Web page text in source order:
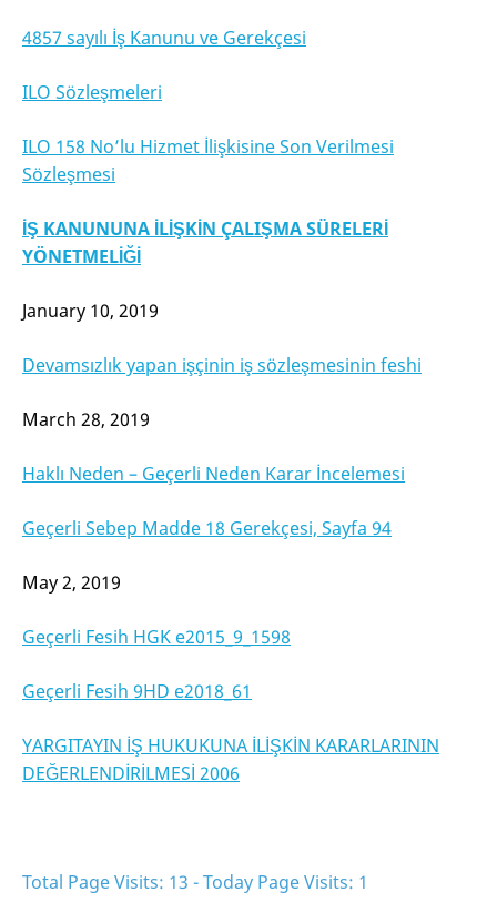
4857 sayılı İş Kanunu ve Gerekçesi
ILO Sözleşmeleri
ILO 158 No’lu Hizmet İlişkisine Son Verilmesi
Sözleşmesi
İŞ KANUNUNA İLİŞKİN ÇALIŞMA SÜRELERİ
YÖNETMELİĞİ
January 10, 2019
Devamsızlık yapan işçinin iş sözleşmesinin feshi
March 28, 2019
Haklı Neden – Geçerli Neden Karar İncelemesi
Geçerli Sebep Madde 18 Gerekçesi, Sayfa 94
May 2, 2019
Geçerli Fesih HGK e2015_9_1598
Geçerli Fesih 9HD e2018_61
YARGITAYIN İŞ HUKUKUNA İLİŞKİN KARARLARININ
DEĞERLENDİRİLMESİ 2006
Total Page Visits: 13 - Today Page Visits: 1